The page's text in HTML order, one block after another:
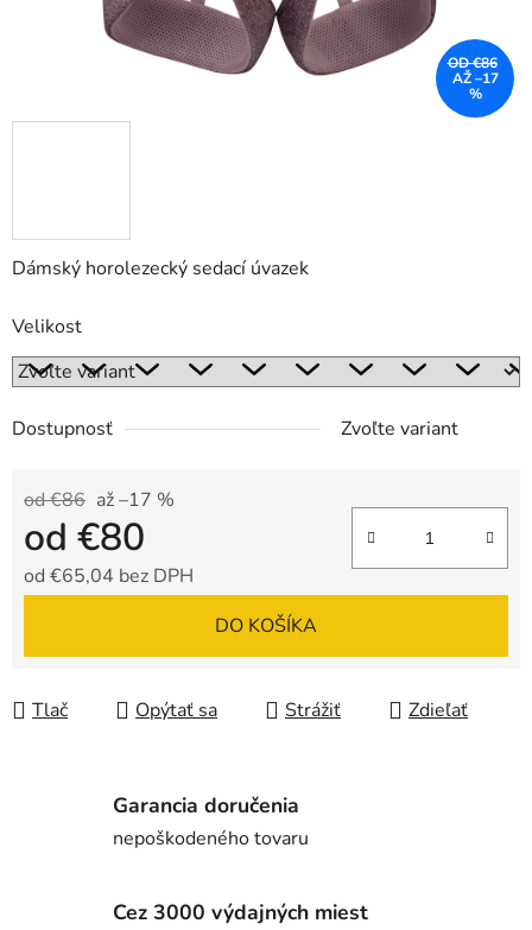
Dámský horolezecký sedací úvazek
Velikost
Dostupnosť Zvoľte variant
od €86 až –17 %
od €80
od €65,04 bez DPH
DO KOŠÍKA
Tlač Opýtať sa Strážiť Zdieľať
OD €86
AŽ –17
%
Garancia doručenia
nepoškodeného tovaru
Cez 3000 výdajných miest